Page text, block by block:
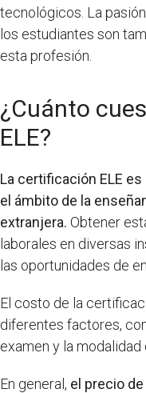
tecnológicos. La
los estudiantes son
esta profesión.
¿Cuánto
ELE?
La certificación ELE
el ámbito de la
extranjera. Obtener
laborales en diversas
las oportunidades de
El costo de la
diferentes factores,
examen y la
En general, el precio